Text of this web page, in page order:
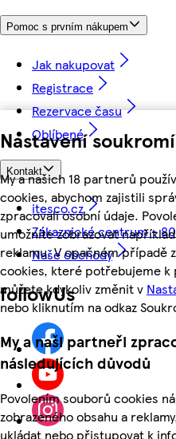
Nastavení
My a našich 18 partnerů
cookies, abychom zajistili
zpracovali osobní údaje.
umožníte zobrazovat
reklamu. V opačném případě
cookies, které potřebujeme k
můžete kdykoliv změnit v
nebo kliknutím na odkaz
My a naši partneři
následujících důvodů
Povolením souborů cookies
zobrazeného obsahu a
ukládat nebo přistupovat k
Pomoc s prvním nákupem
Jak nakupovat
Registrace
Rezervace času
Oblíbené
Kontakt
itesco.cz
Zákaznické centrum -
Naše obchody
followUs